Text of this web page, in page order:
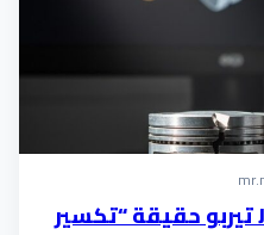
أعطال محرك أوبل أسترا J تيربو حقيقة “تكسير